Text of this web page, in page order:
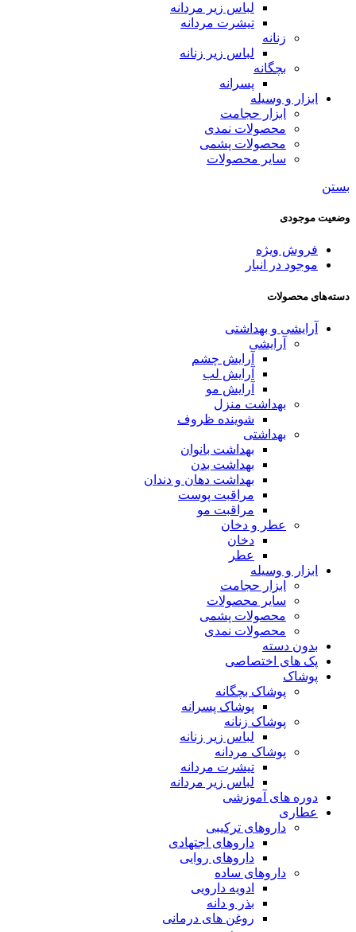
لباس زیر مردانه
تیشرت مردانه
زنانه
لباس زیر زنانه
بچگانه
پسرانه
ابزار و وسیله
ابزار حجامت
محصولات نمدی
محصولات پشمی
سایر محصولات
بستن
وضعیت موجودی
فروش ویژه
موجود در انبار
دسته‌های محصولات
آرایشی و بهداشتی
آرایشی
آرایش چشم
آرایش لب
آرایش مو
بهداشت منزل
شوینده ظروف
بهداشتی
بهداشت بانوان
بهداشت بدن
بهداشت دهان و دندان
مراقبت پوست
مراقبت مو
عطر و دخان
دخان
عطر
ابزار و وسیله
ابزار حجامت
سایر محصولات
محصولات پشمی
محصولات نمدی
بدون دسته
پک های اختصاصی
پوشاک
پوشاک بچگانه
پوشاک پسرانه
پوشاک زنانه
لباس زیر زنانه
پوشاک مردانه
تیشرت مردانه
لباس زیر مردانه
دوره های آموزشی
عطاری
داروهای ترکیبی
داروهای اجتهادی
داروهای روایی
داروهای ساده
ادویه دارویی
بذر و دانه
روغن های درمانی